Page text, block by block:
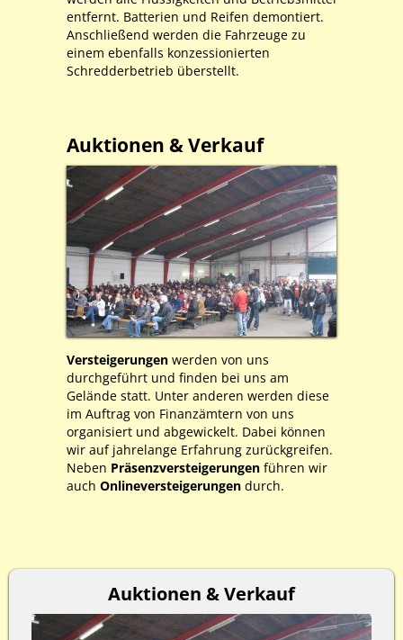
entfernt. Batterien und Reifen demontiert.
Anschließend werden die Fahrzeuge zu
einem ebenfalls konzessionierten
Schredderbetrieb überstellt.
Auktionen & Verkauf
Versteigerungen werden von uns
durchgeführt und finden bei uns am
Gelände statt. Unter anderen werden diese
im Auftrag von Finanzämtern von uns
organisiert und abgewickelt. Dabei können
wir auf jahrelange Erfahrung zurückgreifen.
Neben Präsenzversteigerungen führen wir
auch Onlineversteigerungen durch.
Auktionen & Verkauf